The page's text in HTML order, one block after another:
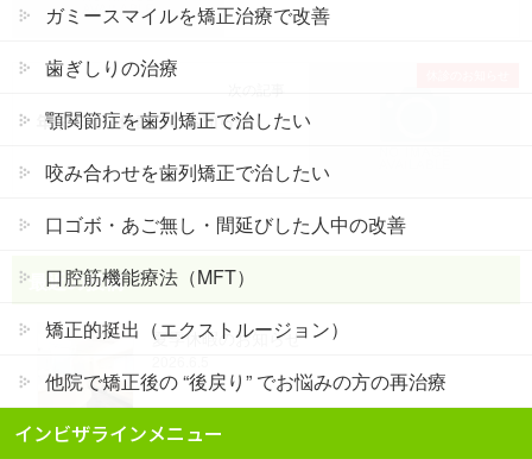
年末年始の休診日のお知らせ
最近の投稿
夏季休暇のお知らせ
ガミースマイルを矯正治療で改善
歯ぎしりの治療
顎関節症を歯列矯正で治したい
咬み合わせを歯列矯正で治したい
口ゴボ・あご無し・間延びした人中の改善
口腔筋機能療法（MFT）
矯正的挺出（エクストルージョン）
他院で矯正後の “後戻り” でお悩みの方の再治療
インビザラインメニュー